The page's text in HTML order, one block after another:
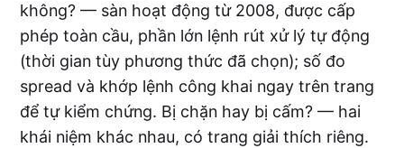
không? — sàn hoạt động từ 2008, được cấp
phép toàn cầu, phần lớn lệnh rút xử lý tự động
(thời gian tùy phương thức đã chọn); số đo
spread và khớp lệnh công khai ngay trên trang
để tự kiểm chứng. Bị chặn hay bị cấm? — hai
khái niệm khác nhau, có trang giải thích riêng.